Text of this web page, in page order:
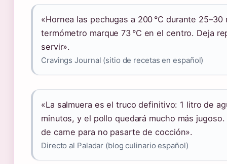
«Hornea las pechugas a 200 °C durante
termómetro marque 73 °C en el centro. Deja
servir».
Cravings Journal (sitio de recetas en español)
«La salmuera es el truco definitivo: 1 litro de
minutos, y el pollo quedará mucho más
de carne para no pasarte de cocción».
Directo al Paladar (blog culinario español)